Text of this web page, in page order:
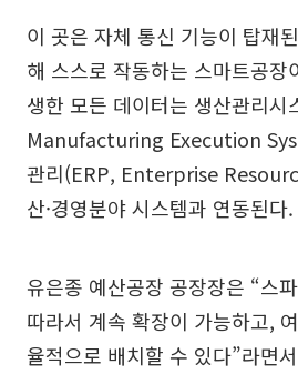
이 곳은 자체 통신 기능이 탑재
해 스스로 작동하는 스마트공장
생한 모든 데이터는 생산관리시
Manufacturing Execution
관리(ERP, Enterprise
산·경영분야 시스템과 연동된다.
유은종 예산공장 공장장은 “스
따라서 계속 확장이 가능하고,
율적으로 배치할 수 있다”라면